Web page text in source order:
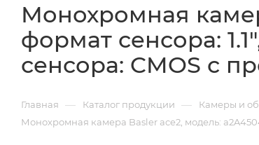
Монохромная
формат сенсора:
сенсора: CMOS с
Главная — Каталог продукции — Камеры и
Монохромная камера Basler ace2, модель: